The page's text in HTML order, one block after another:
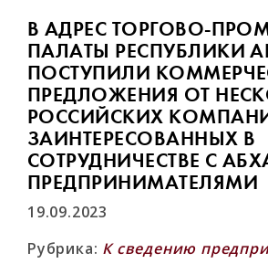
В АДРЕС ТОРГОВО-
ПАЛАТЫ РЕСПУБЛИКИ
ПОСТУПИЛИ
ПРЕДЛОЖЕНИЯ ОТ
РОССИЙСКИХ
ЗАИНТЕРЕСОВАННЫХ В
СОТРУДНИЧЕСТВЕ С
ПРЕДПРИНИМАТЕЛЯМИ
19.09.2023
Рубрика: К сведению